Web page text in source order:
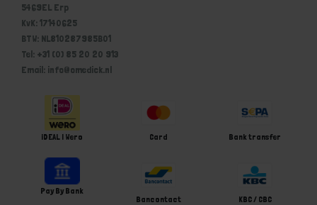
5469EL Erp
KvK: 17140625
BTW: NL810287985B01
Tel: +31 (0) 85 20 20 913
Email: info@omedick.nl
iDEAL | Wero Card Bank transfer
Pay By Bank
Bancontact
KBC / CBC